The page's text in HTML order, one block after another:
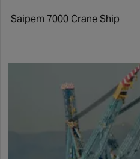
Saipem 7000 Crane Ship